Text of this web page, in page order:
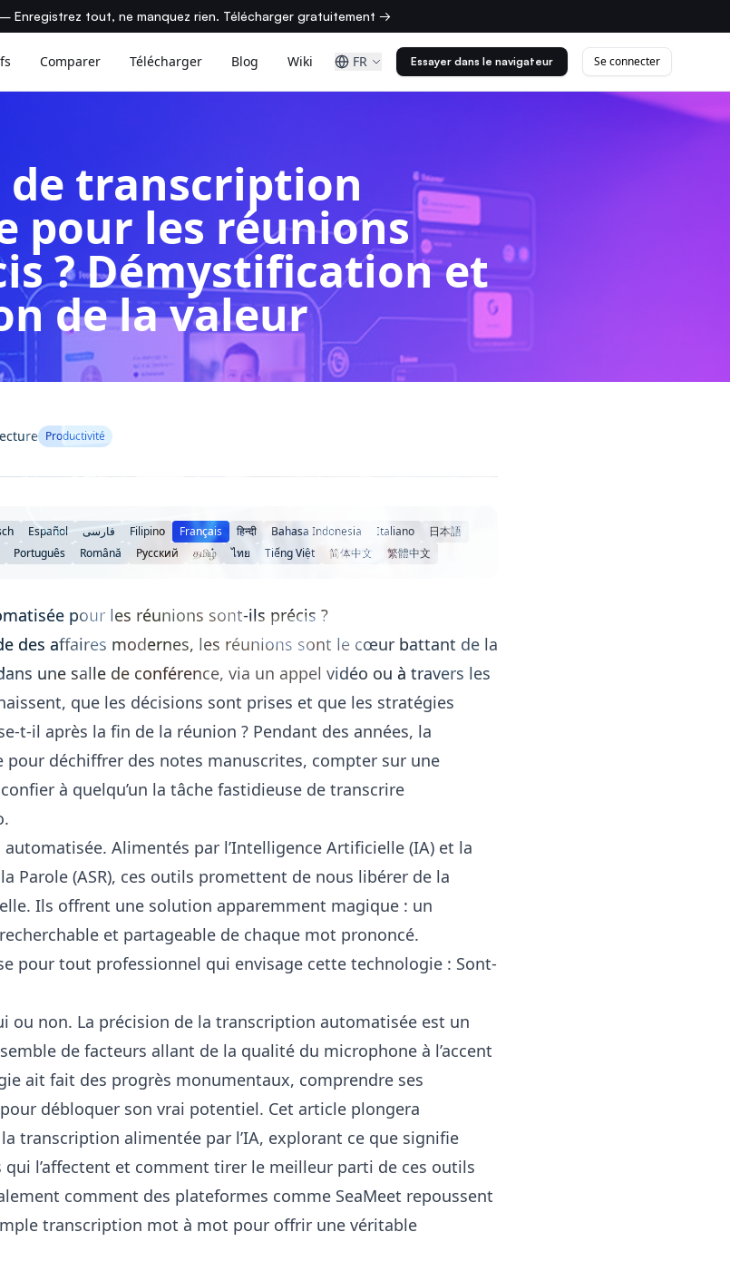
Enregistrez tout, ne manquez rien. Télécharger gratuitement →
Comparer Télécharger Blog Wiki FR Essayer dans le navigateur Se connecter
de transcription
pour les réunions
? Démystification et
de la valeur
Productivité
Español فارسی Filipino Français हिन्दी Bahasa Indonesia Italiano
日本語
Português Română Русский தமிழ் ไทย Tiếng Việt 简体中文 繁體中文
pour les réunions sont-ils précis ?
des affaires modernes, les réunions sont le cœur battant de la
une salle de conférence, via un appel vidéo ou à travers les
que les décisions sont prises et que les stratégies
t-il après la fin de la réunion ? Pendant des années, la
pour déchiffrer des notes manuscrites, compter sur une
à quelqu’un la tâche fastidieuse de transcrire
Alimentés par l’Intelligence Artificielle (IA) et la
Parole (ASR), ces outils promettent de nous libérer de la
Ils offrent une solution apparemment magique : un
et partageable de chaque mot prononcé.
pour tout professionnel qui envisage cette technologie : Sont-
ou non. La précision de la transcription automatisée est un
de facteurs allant de la qualité du microphone à l’accent
ait fait des progrès monumentaux, comprendre ses
débloquer son vrai potentiel. Cet article plongera
transcription alimentée par l’IA, explorant ce que signifie
qui l’affectent et comment tirer le meilleur parti de ces outils
comment des plateformes comme SeaMeet repoussent
transcription mot à mot pour offrir une véritable